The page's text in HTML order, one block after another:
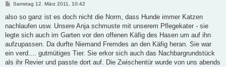
B
i
r
a
g
Samstag 12. März 2011, 10:42
also so ganz ist es doch nicht die Norm, dass Hunde immer Katzen
nachlaufen usw. Unsere Anja schmuste mit unserem Pflegekater - sie
legte sich auch im Garten vor den offenen Käfig des Hasen um auf ihn
aufzupassen. Da durfte Niemand Fremdes an den Käfig heran. Sie war
ein verd.... gutmütiges Tier. Sie erkor sich auch das Nachbargrundstück
als ihr Revier und passte dort auf. Die Zwischentür wurde von uns abends